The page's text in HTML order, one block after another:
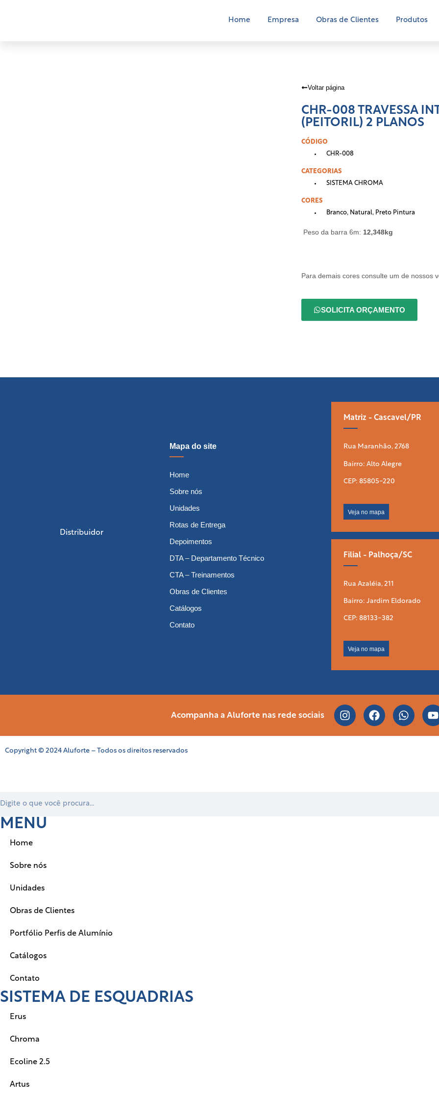
Home Empresa Obras de Clientes Produtos
Voltar página
CHR-008 TRAVESSA
(PEITORIL) 2 PLANOS
CÓDIGO
CHR-008
CATEGORIAS
SISTEMA CHROMA
CORES
Branco, Natural, Preto Pintura
Peso da barra 6m: 12,348kg
Para demais cores consulte um de nossos
SOLICITA ORÇAMENTO
Distribuidor
Mapa do site
Home
Sobre nós
Unidades
Rotas de Entrega
Depoimentos
DTA – Departamento Técnico
CTA – Treinamentos
Obras de Clientes
Catálogos
Contato
Matriz - Cascavel/PR
Rua Maranhão, 2768
Bairro: Alto Alegre
CEP: 85805-220
Veja no mapa
Filial - Palhoça/SC
Rua Azaléia, 211
Bairro: Jardim Eldorado
CEP: 88133-382
Veja no mapa
Acompanha a Aluforte nas rede sociais
Copyright © 2024 Aluforte – Todos os direitos reservados
MENU
Home
Sobre nós
Unidades
Obras de Clientes
Portfólio Perfis de Alumínio
Catálogos
Contato
SISTEMA DE ESQUADRIAS
Erus
Chroma
Ecoline 2.5
Artus